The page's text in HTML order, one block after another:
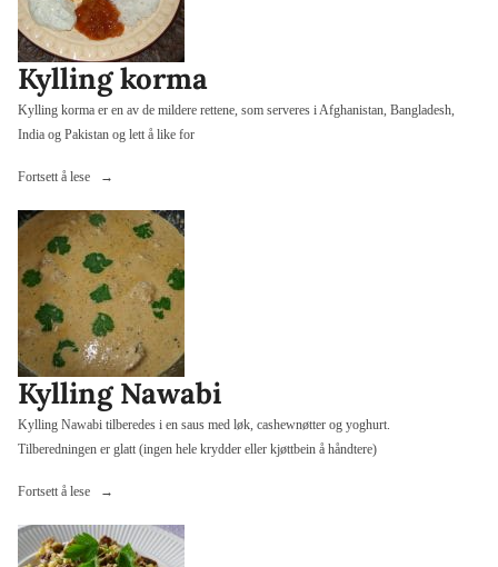
Kylling korma
Kylling korma er en av de mildere rettene, som serveres i Afghanistan, Bangladesh,
India og Pakistan og lett å like for
Fortsett å lese
«Kylling
Kylling Nawabi
Kylling Nawabi tilberedes i en saus med løk, cashewnøtter og yoghurt.
Tilberedningen er glatt (ingen hele krydder eller kjøttbein å håndtere)
Fortsett å lese
«Kylling